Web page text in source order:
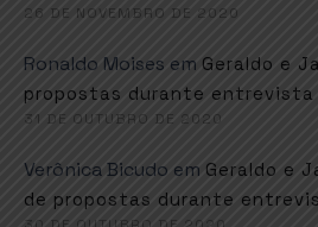
26 DE NOVEMBRO DE 2020
Ronaldo Moises em Geraldo e
propostas durante entrevista
31 DE OUTUBRO DE 2020
Verônica Bicudo em Geraldo e
de propostas durante